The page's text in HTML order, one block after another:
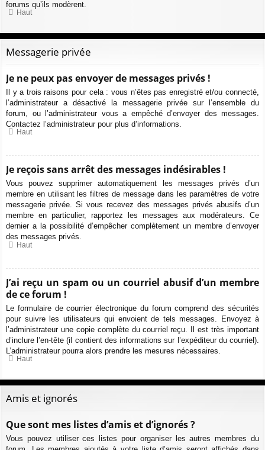
forums qu’ils modèrent.
Haut
Messagerie privée
Je ne peux pas envoyer de messages privés !
Il y a trois raisons pour cela : vous n’êtes pas enregistré et/ou connecté,
l’administrateur a désactivé la messagerie privée sur l’ensemble du
forum, ou l’administrateur vous a empêché d’envoyer des messages.
Contactez l’administrateur pour plus d’informations.
Haut
Je reçois sans arrêt des messages indésirables !
Vous pouvez supprimer automatiquement les messages privés d’un
membre en utilisant les filtres de message dans les paramètres de votre
messagerie privée. Si vous recevez des messages privés abusifs d’un
membre en particulier, rapportez les messages aux modérateurs. Ce
dernier a la possibilité d’empêcher complètement un membre d’envoyer
des messages privés.
Haut
J’ai reçu un spam ou un courriel abusif d’un membre
de ce forum !
Le formulaire de courrier électronique du forum comprend des sécurités
pour suivre les utilisateurs qui envoient de tels messages. Envoyez à
l’administrateur une copie complète du courriel reçu. Il est très important
d’inclure l’en-tête (il contient des informations sur l’expéditeur du courriel).
L’administrateur pourra alors prendre les mesures nécessaires.
Haut
Amis et ignorés
Que sont mes listes d’amis et d’ignorés ?
Vous pouvez utiliser ces listes pour organiser les autres membres du